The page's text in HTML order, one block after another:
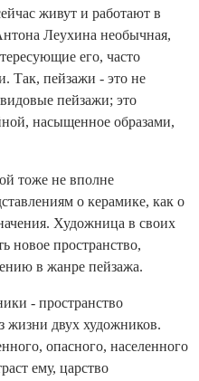
живут и работают в
Леухина необычная,
его, часто
Так, пейзажи - это не
пейзажи; это
насыщенное образами,
тоже не вполне
о керамике, как о
Художница в своих
новое пространство,
в жанре пейзажа.
- пространство
жизни двух художников.
опасного, населенного
ему, царство